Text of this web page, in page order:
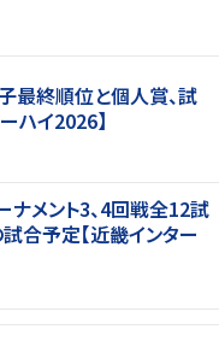
終順位と個人賞、試
ハイ2026】
ナメント3、4回戦全12試
合予定【近畿インター